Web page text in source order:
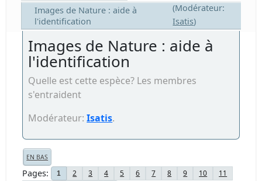
Images de Nature : aide à
l'identification
(Modérateur:
Isatis)
Images de Nature : aide à
l'identification
Quelle est cette espèce? Les membres
s'entraident
Modérateur:Isatis.
EN BAS
Pages 1 2 3 4 5 6 7 8 9 10
11